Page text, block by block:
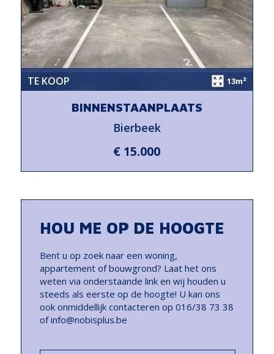
TE KOOP 13m²
BINNENSTAANPLAATS
Bierbeek
€ 15.000
HOU ME OP DE HOOGTE
Bent u op zoek naar een woning,
appartement of bouwgrond? Laat het ons
weten via onderstaande link en wij houden u
steeds als eerste op de hoogte! U kan ons
ook onmiddellijk contacteren op 016/38 73 38
of info@nobisplus.be